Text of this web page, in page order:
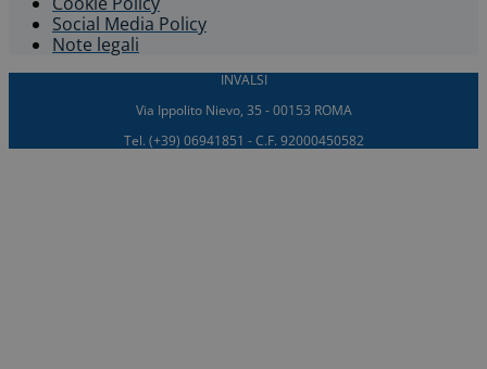
Social Media Policy
Note legali
INVALSI
Via Ippolito Nievo, 35 - 00153 ROMA
Tel. (+39) 06941851 - C.F. 92000450582